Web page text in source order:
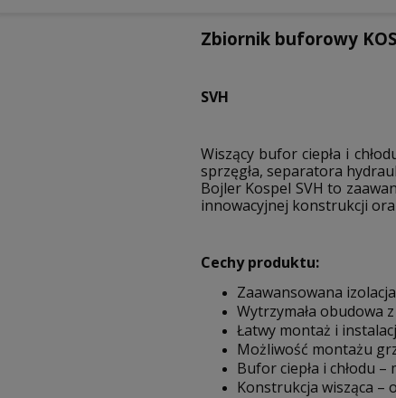
Zbiornik buforowy
SVH
Wiszący bufor ciepła i
sprzęgła, separatora
Bojler Kospel SVH to
innowacyjnej konstrukcji
Cechy produktu:
Zaawansowana
Wytrzymała obudowa
Łatwy montaż i
Możliwość montażu
Bufor ciepła i chłodu
Konstrukcja wisząca –